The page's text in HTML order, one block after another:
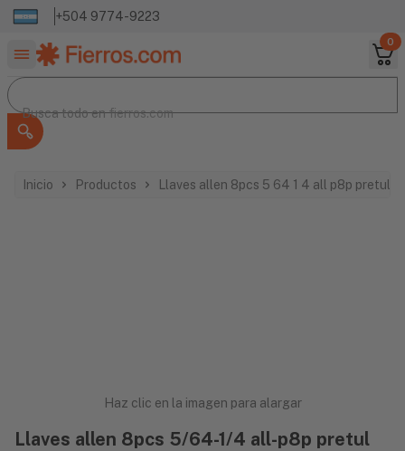
+504 9774-9223
0
Buscar productos
Busca todo en
Busca todo enfierros.com
Inicio Productos Llaves allen 8pcs 5 64 1 4 all p8p pretul
Haz clic en la imagen para alargar
Llaves allen 8pcs 5/64-1/4 all-p8p pretul